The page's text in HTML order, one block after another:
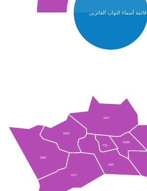
قائمة أسماء النواب الفائزين
DER
KZT
MZD
ÖMR
SAV
ART
YŞL